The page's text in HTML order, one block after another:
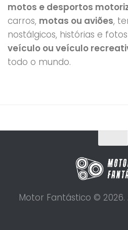
motos e desportos
carros, motas ou aviões,
nostálgicos, histórias e
veículo ou veículo
todo o mundo.
Motor Fantástico © 2026.